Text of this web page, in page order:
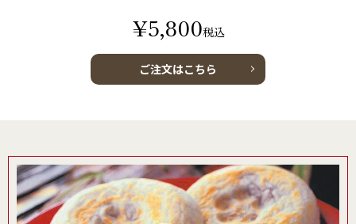
¥5,800税込
ご注文はこちら